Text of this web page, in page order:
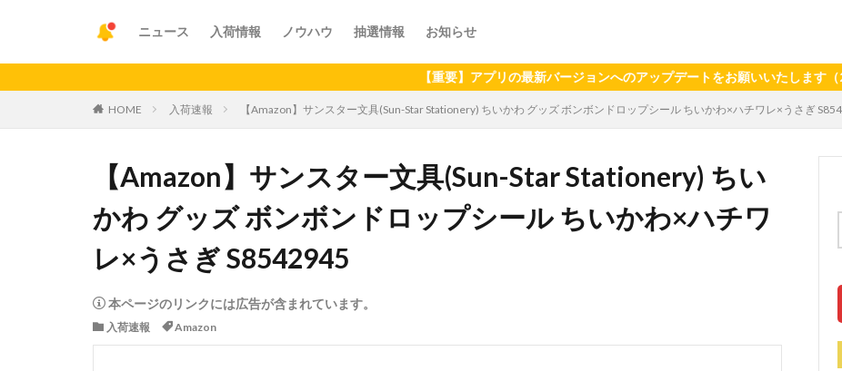
ニュース 入荷情報 ノウハウ 抽選情報 お知らせ
【重要】アプリの最新バージョンへのアップデートをお願いいたします（2024年6
HOME 入荷速報 【Amazon】サンスター文具(Sun-Star Stationery) ちいかわ グッズ ボンボンドロップシール ちいかわ×ハチワレ×うさぎ
【Amazon】サンスター文具(Sun-Star Stationery) ちい
かわ グッズ ボンボンドロップシール ちいかわ×ハチワ
レ×うさぎ S8542945
本ページのリンクには広告が含まれています。
入荷速報 Amazon